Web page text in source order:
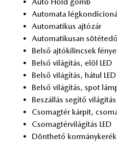
Au­to­ma­ta
Au­to­ma­ti­kus aj­tó­zár
Au­to­ma­ti­ku­san
Bel­ső aj­tó­ki­lin­csek
Bel­ső vi­lá­gí­tás, elöl LED
Bel­ső vi­lá­gí­tás, há­tul LED
Bel­ső vi­lá­gí­tás, spot
Be­szál­lás se­gí­tő vi­lá­gí­tás
Cso­mag­tér kár­pit,
Cso­mag­tér­vi­lá­gí­tás LED
Dönt­he­tő kor­mány­ke­rék